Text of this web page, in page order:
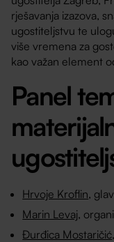
rješavanja izazova,
ugostiteljstvu te
više vremena za
kao važan element
Panel
Hrvoje Kroflin,
Marin Levaj,
Đurđica Mostaričić,